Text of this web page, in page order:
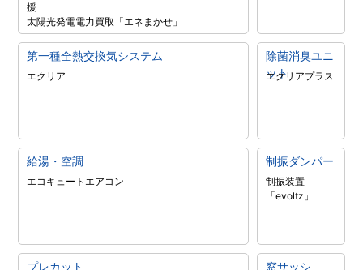
援
太陽光発電電力買取「エネまかせ」
第一種全熱交換気システム
エクリア
除菌消臭ユニ
ット
エクリアプラス
給湯・空調
エコキュートエアコン
制振ダンパー
制振装置
「evoltz」
プレカット 窓サッシ